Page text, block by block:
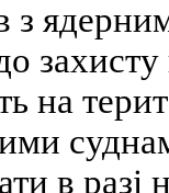
з
на
в разі